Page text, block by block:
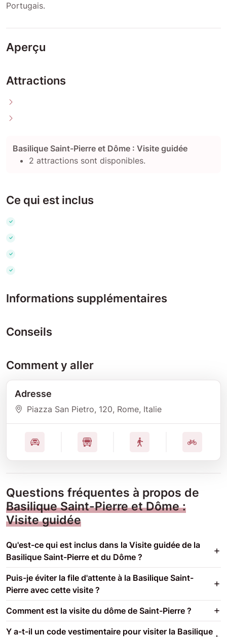
Portugais.
Aperçu
Attractions
Basilique Saint-Pierre et Dôme : Visite guidée
2 attractions sont disponibles.
Ce qui est inclus
Informations supplémentaires
Conseils
Comment y aller
Adresse
Piazza San Pietro, 120, Rome, Italie
Questions fréquentes à propos de
Basilique Saint-Pierre et Dôme :
Visite guidée
Qu'est-ce qui est inclus dans la Visite guidée de la
Basilique Saint-Pierre et du Dôme ?
Puis-je éviter la file d'attente à la Basilique Saint-
Pierre avec cette visite ?
Comment est la visite du dôme de Saint-Pierre ?
Y a-t-il un code vestimentaire pour visiter la Basilique